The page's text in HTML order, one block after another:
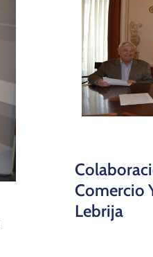
Comercio
Lebrija